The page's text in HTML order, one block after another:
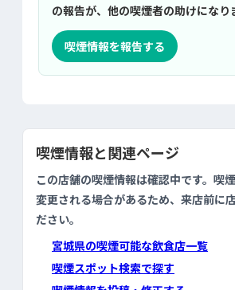
の報告が、他の喫煙者の助けになり
喫煙情報を報告する
喫煙情報と関連ページ
この店舗の喫煙情報は確認中です。喫
変更される場合があるため、来店前に
ださい。
宮城県の喫煙可能な飲食店一覧
喫煙スポット検索で探す